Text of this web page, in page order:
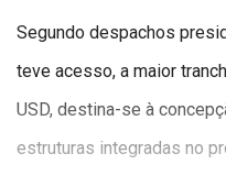
Segundo despachos
teve acesso, a maior
USD, destina-se à
estruturas integradas no